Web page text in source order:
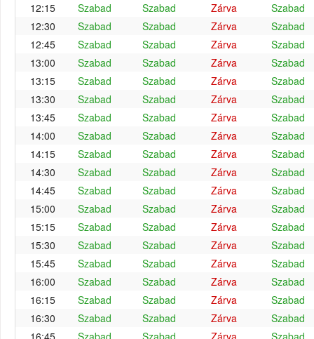
12:15
Szabad Szabad Zárva
Szabad
12:30
Szabad Szabad Zárva
Szabad
12:45
Szabad Szabad Zárva
Szabad
13:00
Szabad Szabad Zárva
Szabad
13:15
Szabad Szabad Zárva
Szabad
13:30
Szabad Szabad Zárva
Szabad
13:45
Szabad Szabad Zárva
Szabad
14:00
Szabad Szabad Zárva
Szabad
14:15
Szabad Szabad Zárva
Szabad
14:30
Szabad Szabad Zárva
Szabad
14:45
Szabad Szabad Zárva
Szabad
15:00
Szabad Szabad Zárva
Szabad
15:15
Szabad Szabad Zárva
Szabad
15:30
Szabad Szabad Zárva
Szabad
15:45
Szabad Szabad Zárva
Szabad
16:00
Szabad Szabad Zárva
Szabad
16:15
Szabad Szabad Zárva
Szabad
16:30
Szabad Szabad Zárva
Szabad